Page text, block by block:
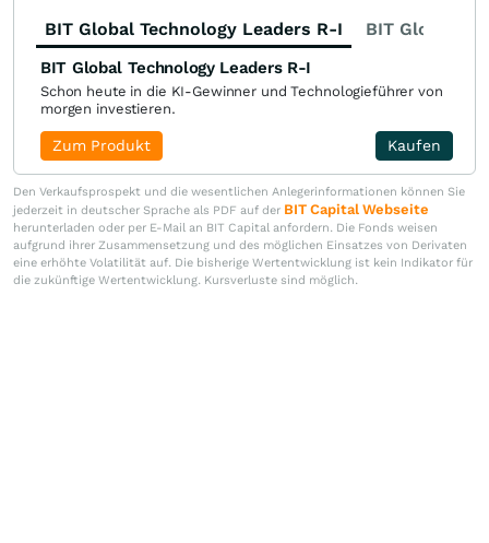
BIT Global Technology Leaders R-I BIT Global
BIT Global Technology Leaders R-I
Schon heute in die KI-Gewinner und Technologieführer von
morgen investieren.
Kaufen
Zum Produkt
Den Verkaufsprospekt und die wesentlichen Anlegerinformationen können Sie
jederzeit in deutscher Sprache als PDF auf der BIT Capital Webseite
herunterladen oder per E-Mail an BIT Capital anfordern. Die Fonds weisen
aufgrund ihrer Zusammensetzung und des möglichen Einsatzes von Derivaten
eine erhöhte Volatilität auf. Die bisherige Wertentwicklung ist kein Indikator für
die zukünftige Wertentwicklung. Kursverluste sind möglich.